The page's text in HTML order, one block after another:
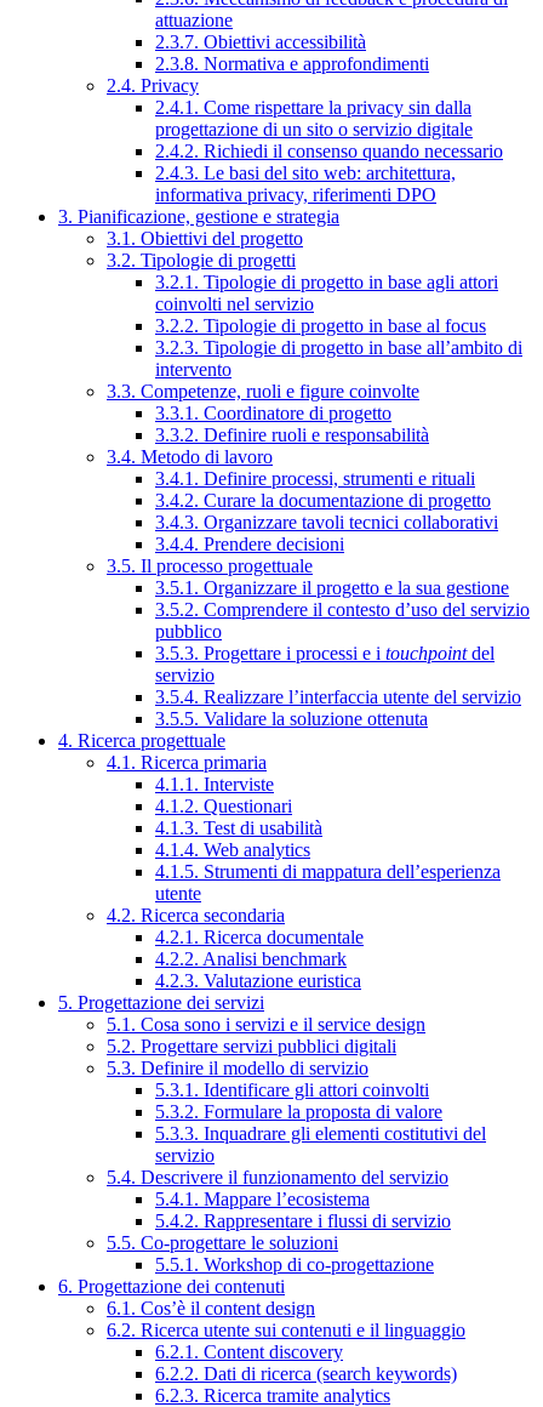
attuazione
2.3.7. Obiettivi accessibilità
2.3.8. Normativa e approfondimenti
2.4. Privacy
2.4.1. Come rispettare la privacy sin dalla
progettazione di un sito o servizio digitale
2.4.2. Richiedi il consenso quando necessario
2.4.3. Le basi del sito web: architettura,
informativa privacy, riferimenti DPO
3. Pianificazione, gestione e strategia
3.1. Obiettivi del progetto
3.2. Tipologie di progetti
3.2.1. Tipologie di progetto in base agli attori
coinvolti nel servizio
3.2.2. Tipologie di progetto in base al focus
3.2.3. Tipologie di progetto in base all’ambito di
intervento
3.3. Competenze, ruoli e figure coinvolte
3.3.1. Coordinatore di progetto
3.3.2. Definire ruoli e responsabilità
3.4. Metodo di lavoro
3.4.1. Definire processi, strumenti e rituali
3.4.2. Curare la documentazione di progetto
3.4.3. Organizzare tavoli tecnici collaborativi
3.4.4. Prendere decisioni
3.5. Il processo progettuale
3.5.1. Organizzare il progetto e la sua gestione
3.5.2. Comprendere il contesto d’uso del servizio
pubblico
3.5.3. Progettare i processi e i touchpointdel
servizio
3.5.4. Realizzare l’interfaccia utente del servizio
3.5.5. Validare la soluzione ottenuta
4. Ricerca progettuale
4.1. Ricerca primaria
4.1.1. Interviste
4.1.2. Questionari
4.1.3. Test di usabilità
4.1.4. Web analytics
4.1.5. Strumenti di mappatura dell’esperienza
utente
4.2. Ricerca secondaria
4.2.1. Ricerca documentale
4.2.2. Analisi benchmark
4.2.3. Valutazione euristica
5. Progettazione dei servizi
5.1. Cosa sono i servizi e il service design
5.2. Progettare servizi pubblici digitali
5.3. Definire il modello di servizio
5.3.1. Identificare gli attori coinvolti
5.3.2. Formulare la proposta di valore
5.3.3. Inquadrare gli elementi costitutivi del
servizio
5.4. Descrivere il funzionamento del servizio
5.4.1. Mappare l’ecosistema
5.4.2. Rappresentare i flussi di servizio
5.5. Co-progettare le soluzioni
5.5.1. Workshop di co-progettazione
6. Progettazione dei contenuti
6.1. Cos’è il content design
6.2. Ricerca utente sui contenuti e il linguaggio
6.2.1. Content discovery
6.2.2. Dati di ricerca (search keywords)
6.2.3. Ricerca tramite analytics